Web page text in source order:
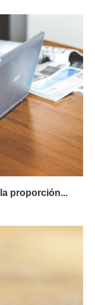
proporción...